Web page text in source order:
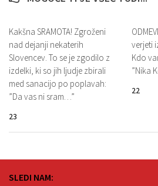
Kakšna SRAMOTA! Zgroženi
nad dejanji nekaterih
Slovencev. To se je zgodilo z
izdelki, ki so jih ljudje zbirali
med sanacijo po poplavah:
”Da vas ni sram…”
23
verjeti
Kdo
”Nika
22
SLEDI NAM: